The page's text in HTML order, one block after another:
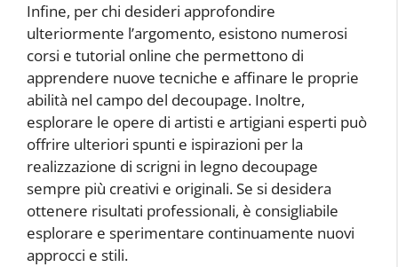
Infine, per chi desideri approfondire
ulteriormente l’argomento, esistono numerosi
corsi e tutorial online che permettono di
apprendere nuove tecniche e affinare le proprie
abilità nel campo del decoupage. Inoltre,
esplorare le opere di artisti e artigiani esperti può
offrire ulteriori spunti e ispirazioni per la
realizzazione di scrigni in legno decoupage
sempre più creativi e originali. Se si desidera
ottenere risultati professionali, è consigliabile
esplorare e sperimentare continuamente nuovi
approcci e stili.